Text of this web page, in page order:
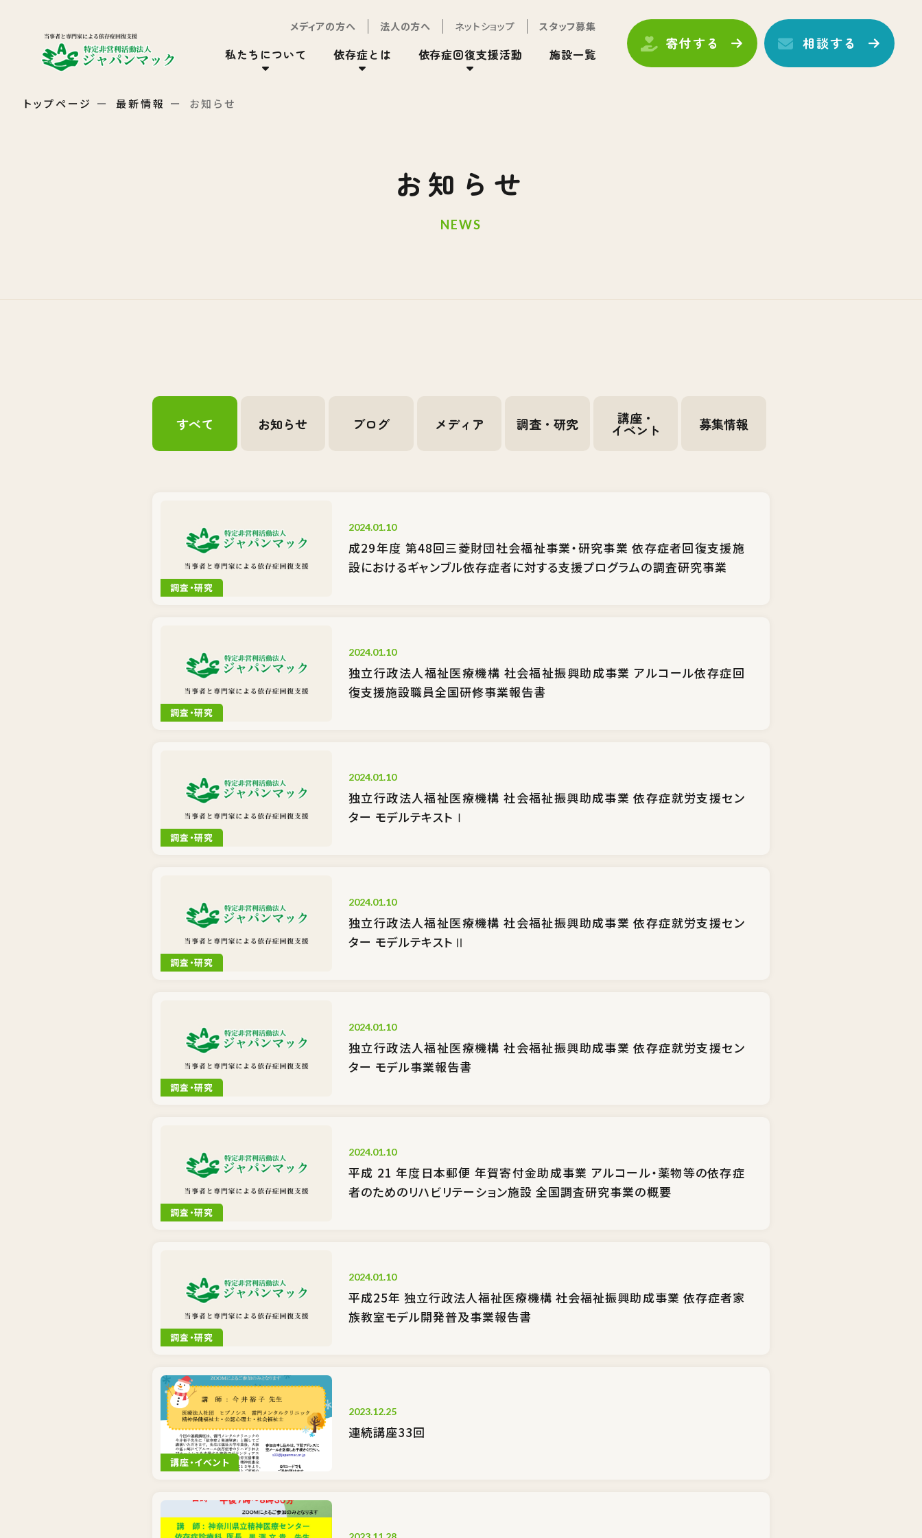
メディアの方へ 法人の方へ ネットショップ スタッフ募集
私たちについて 依存症とは 依存症回復支援活動 施設一覧
寄付する 相談する
トップページ 最新情報 お知らせ
お知らせ
NEWS
すべて お知らせ ブログ メディア 調査・研究 講座・
イベント 募集情報
調査・研究
2024.01.10
成29年度 第48回三菱財団社会福祉事業・研究事業 依存症者回復支援施
設におけるギャンブル依存症者に対する支援プログラムの調査研究事業
調査・研究
2024.01.10
独立行政法人福祉医療機構 社会福祉振興助成事業 アルコール依存症回
復支援施設職員全国研修事業報告書
調査・研究
2024.01.10
独立行政法人福祉医療機構 社会福祉振興助成事業 依存症就労支援セン
ター モデルテキストⅠ
調査・研究
2024.01.10
独立行政法人福祉医療機構 社会福祉振興助成事業 依存症就労支援セン
ター モデルテキストⅡ
調査・研究
2024.01.10
独立行政法人福祉医療機構 社会福祉振興助成事業 依存症就労支援セン
ター モデル事業報告書
調査・研究
2024.01.10
平成 21 年度日本郵便 年賀寄付金助成事業 アルコール・薬物等の依存症
者のためのリハビリテーション施設 全国調査研究事業の概要
調査・研究
2024.01.10
平成25年 独立行政法人福祉医療機構 社会福祉振興助成事業 依存症者家
族教室モデル開発普及事業報告書
講座・イベント
2023.12.25
連続講座33回